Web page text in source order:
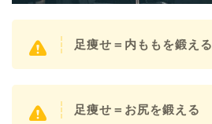
足痩せ＝内ももを鍛える
足痩せ＝お尻を鍛える